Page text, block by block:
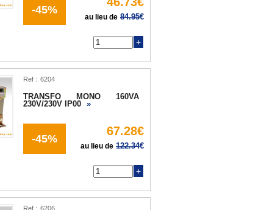
-45%
au lieu de 84.95€
Ref :
TRANSFO MONO 160VA
230V/230V IP00 »
-45%
67.28€
au lieu de 122.34€
Ref :